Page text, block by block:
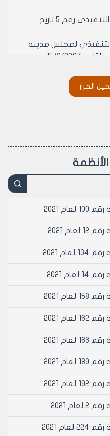
وبعد الاطلاع على قرار المكتب التنفيذي رقم 5 تاريخ
لمجلس مدينه
المادي الوارد بالمادة
لمجلس مدينة
معن الشبلي
القرار
2021
2021
2021
2021
2021
2021
2021
2021
2021
2021
2021